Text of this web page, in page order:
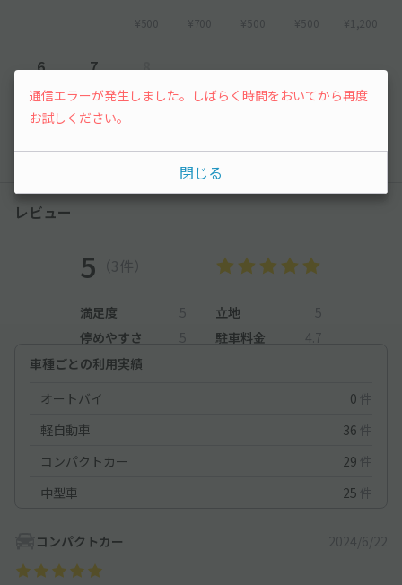
¥500 ¥700 ¥500 ¥500 ¥1,200
6
¥700
7
¥500
8
先行予約
以降の空き状況は毎日24:00に更新されます。
レビュー
5 （3件）
満足度 5 立地
5
停めやすさ
5 駐車料金
4.7
車種ごとの利用実績
オートバイ
0 件
軽自動車
36 件
コンパクトカー
29 件
中型車
25 件
コンパクトカー 2024/6/22
通信エラーが発生しました。しばらく時間をおいてから再度
お試しください。
閉じる